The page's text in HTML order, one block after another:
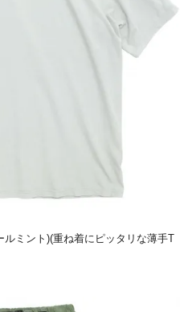
ミント)(重ね着にピッタリな薄手T